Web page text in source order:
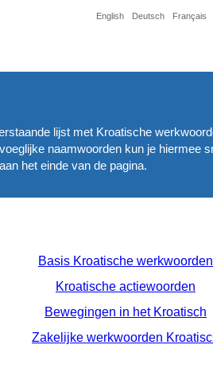
English Deutsch Français
lijst met Kroatische
naamwoorden kun je hiermee
het einde van de pagina.
Basis Kroatische werkwoorden
Kroatische actiewoorden
Bewegingen in het Kroatisch
Zakelijke werkwoorden